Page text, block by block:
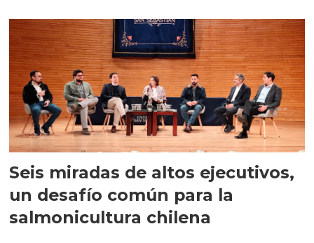
Seis miradas de altos ejecutivos,
un desafío común para la
salmonicultura chilena